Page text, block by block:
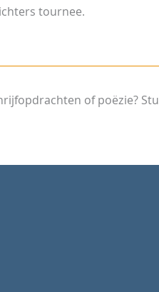
tournee.
of poëzie?